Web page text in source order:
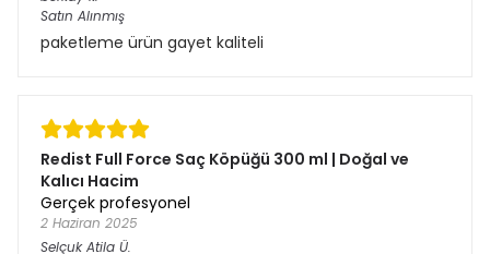
Satın Alınmış
paketleme ürün gayet kaliteli
Redist Full Force Saç Köpüğü 300 ml | Doğal ve
Kalıcı Hacim
Gerçek profesyonel
2 Haziran 2025
Selçuk Atila Ü.